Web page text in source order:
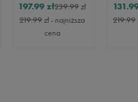
239.99zł
197.99 zł
219.99zł- najniższa
cena
219.99